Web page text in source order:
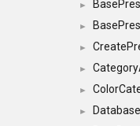
►
►
►
►
►
►